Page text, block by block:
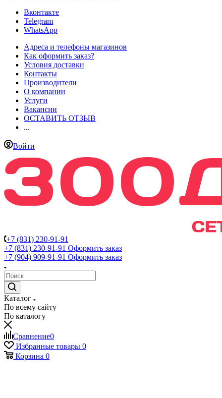
Вконтакте
Telegram
WhatsApp
Адреса и телефоны магазинов
Как оформить заказ?
Условия доставки
Контакты
Производители
О компании
Услуги
Вакансии
ОСТАВИТЬ ОТЗЫВ
...
Войти
+7 (831) 230-91-91
+7 (831) 230-91-91 Оформить заказ
+7 (904) 909-91-91 Оформить заказ
Каталог
По всему сайту
По каталогу
Сравнение0
Избранные товары 0
Корзина 0